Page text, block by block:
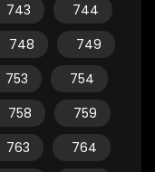
743
744
748
749
753
754
758
759
763
764